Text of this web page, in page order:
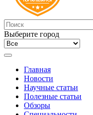
Выберите город
Главная
Новости
Научные статьи
Полезные статьи
Обзоры